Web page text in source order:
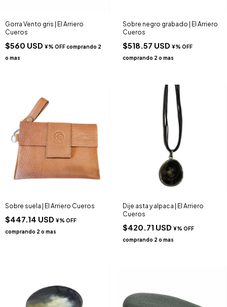
Gorra Vento gris | El Arriero
Cueros
$560 USD
Sobre negro grabado | El Arriero
Cueros
$518.57 USD
Sobre suela | El Arriero Cueros
$447.14 USD
Dije asta y alpaca | El Arriero
Cueros
$420.71 USD